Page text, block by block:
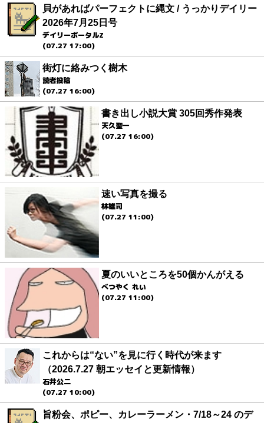
貝があればパーフェクトに縄文 / うっかりデイリー
2026年7月25日号
デイリーポータルZ
(07.27 17:00)
街灯に絡みつく樹木
読者投稿
(07.27 16:00)
書き出し小説大賞 305回秀作発表
天久聖一
(07.27 16:00)
速い写真を撮る
林雄司
(07.27 11:00)
夏のいいところを50個かんがえる
べつやく れい
(07.27 11:00)
これからは“ない”を見に行く時代が来ます
（2026.7.27 朝エッセイと更新情報）
石井公二
(07.27 10:00)
旨粉会、ポピー、カレーラーメン・7/18～24 のデ